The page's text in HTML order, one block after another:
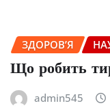
ЗДОРОВ’Я
Що робить
admin545